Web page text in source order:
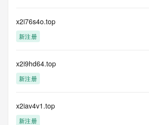
x2i76s4o.top
新注册
x2i9hd64.top
新注册
x2iav4v1.top
新注册